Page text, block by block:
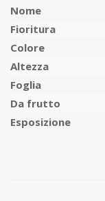
Nome
Fioritura
Colore
Altezza
Foglia
Da frutto
Esposizione